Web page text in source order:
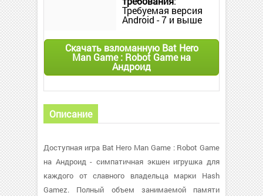
Требуемая версия
Android - 7 и выше
Скачать взломанную Bat Hero
Man Game : Robot Game на
Андроид
Описание
Доступная игра Bat Hero Man Game : Robot Game
на Андроид - симпатичная экшен игрушка для
каждого от славного владельца марки Hash
Gamez. Полный объем занимаемой памяти